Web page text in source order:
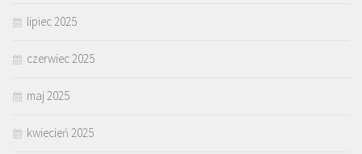
lipiec 2025
czerwiec 2025
maj 2025
kwiecień 2025